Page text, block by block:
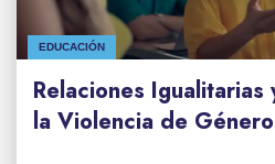
EDUCACIÓN
Relaciones
la Violencia de Género